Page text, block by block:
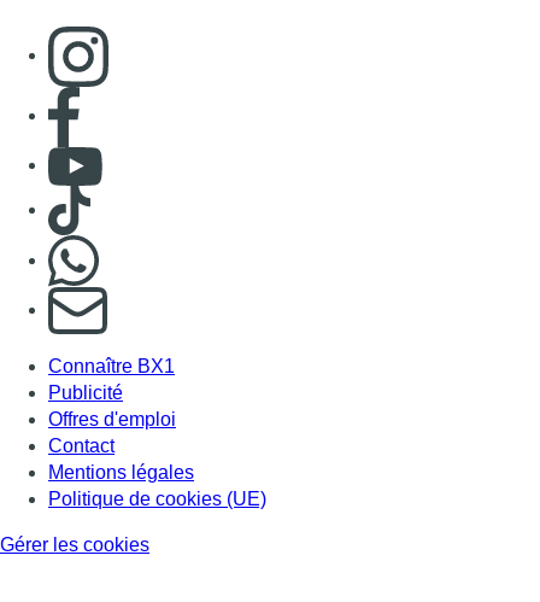
Consulter page Instagram
Consulter page Facebook
Consulter Youtube
Consulter TikTok
S'abonner à notre newsletter
Connaître BX1
Publicité
Offres d'emploi
Contact
Mentions légales
Politique de cookies (UE)
Gérer les cookies